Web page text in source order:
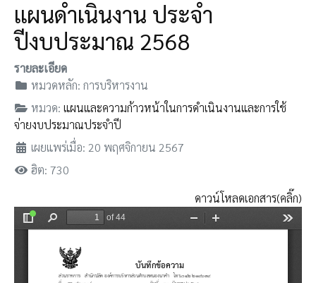
o
เเผนดำเนินงาน ประจำ
ปีงบประมาณ 2568
รายละเอียด
หมวดหลัก: การบริหารงาน
หมวด: แผนและความก้าวหน้าในการดำเนินงานและการใช้
จ่ายงบประมาณประจำปี
เผยแพร่เมื่อ: 20 พฤศจิกายน 2567
ฮิต: 730
ดาวน์โหลดเอกสาร(คลิ๊ก)